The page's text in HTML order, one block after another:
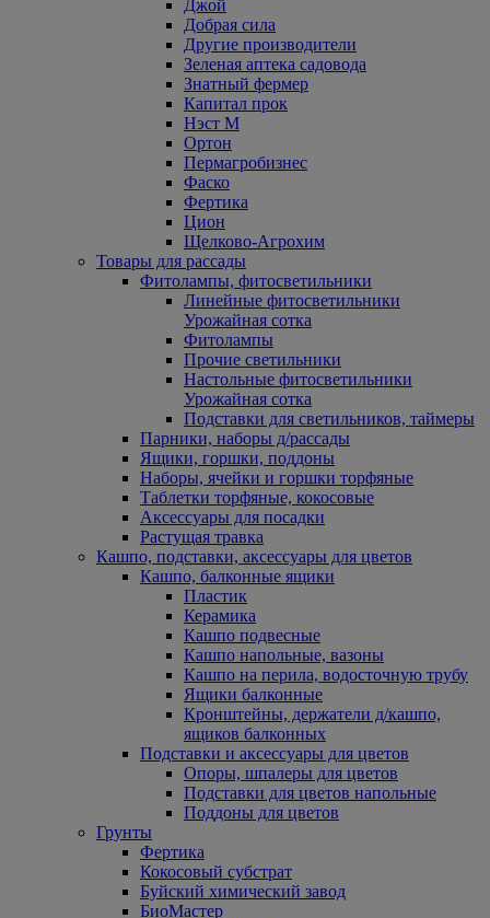
Джой
Добрая сила
Другие производители
Зеленая аптека садовода
Знатный фермер
Капитал прок
Нэст М
Ортон
Пермагробизнес
Фаско
Фертика
Цион
Щелково-Агрохим
Товары для рассады
Фитолампы, фитосветильники
Линейные фитосветильники
Урожайная сотка
Фитолампы
Прочие светильники
Настольные фитосветильники
Урожайная сотка
Подставки для светильников, таймеры
Парники, наборы д/рассады
Ящики, горшки, поддоны
Наборы, ячейки и горшки торфяные
Таблетки торфяные, кокосовые
Аксессуары для посадки
Растущая травка
Кашпо, подставки, аксессуары для цветов
Кашпо, балконные ящики
Пластик
Керамика
Кашпо подвесные
Кашпо напольные, вазоны
Кашпо на перила, водосточную трубу
Ящики балконные
Кронштейны, держатели д/кашпо,
ящиков балконных
Подставки и аксессуары для цветов
Опоры, шпалеры для цветов
Подставки для цветов напольные
Поддоны для цветов
Грунты
Фертика
Кокосовый субстрат
Буйский химический завод
БиоМастер